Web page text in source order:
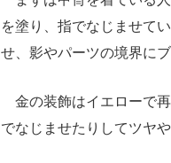
を塗り、指でなじませて
せ、影やパーツの境界に
金の装飾はイエローで
でなじませたりしてツヤ